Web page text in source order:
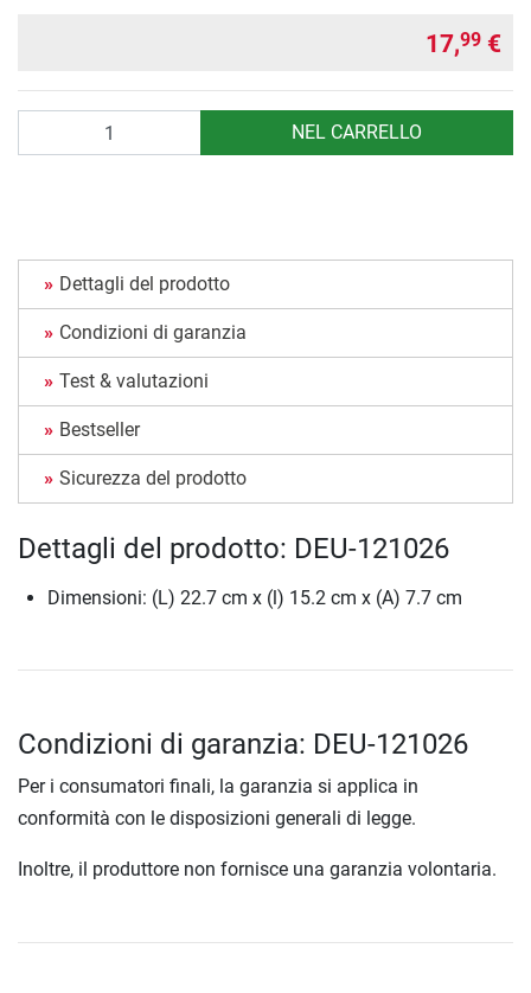
17,99 €
NEL CARRELLO
Dettagli del prodotto
Condizioni di garanzia
Test & valutazioni
Bestseller
Sicurezza del prodotto
Dettagli del prodotto: DEU-121026
Dimensioni: (L) 22.7 cm x (l) 15.2 cm x (A) 7.7 cm
Condizioni di garanzia: DEU-121026
Per i consumatori finali, la garanzia si applica in
conformità con le disposizioni generali di legge.
Inoltre, il produttore non fornisce una garanzia volontaria.